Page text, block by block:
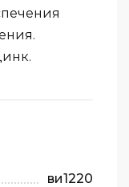
ви1220